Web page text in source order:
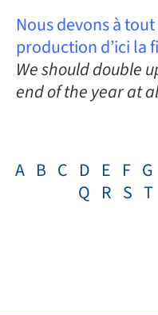
Nous devons à
production d’ici la
We should double
end of the year at
A B C D E F G
Q R S T